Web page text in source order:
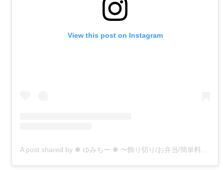
View this post on Instagram
A post shared by ❃ ゆみちー ❃ 〜飾り切り/お弁当/簡単料理〜 (@kobo0212)